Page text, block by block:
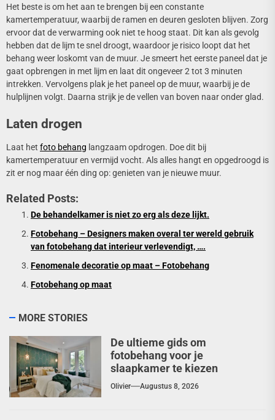
Het beste is om het aan te brengen bij een constante
kamertemperatuur, waarbij de ramen en deuren gesloten blijven. Zorg
ervoor dat de verwarming ook niet te hoog staat. Dit kan als gevolg
hebben dat de lijm te snel droogt, waardoor je risico loopt dat het
behang weer loskomt van de muur. Je smeert het eerste paneel dat je
gaat opbrengen in met lijm en laat dit ongeveer 2 tot 3 minuten
intrekken. Vervolgens plak je het paneel op de muur, waarbij je de
hulplijnen volgt. Daarna strijk je de vellen van boven naar onder glad.
Laten drogen
Laat het foto behang langzaam opdrogen. Doe dit bij
kamertemperatuur en vermijd vocht. Als alles hangt en opgedroogd is
zit er nog maar één ding op: genieten van je nieuwe muur.
Related Posts:
De behandelkamer is niet zo erg als deze lijkt.
Fotobehang – Designers maken overal ter wereld gebruik
van fotobehang dat interieur verlevendigt, ….
Fenomenale decoratie op maat – Fotobehang
Fotobehang op maat
MORE STORIES
De ultieme gids om
fotobehang voor je
slaapkamer te kiezen
Olivier Augustus 8, 2026